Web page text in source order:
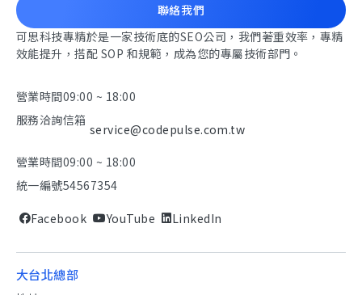
聯絡我們
可思科技專精於是一家技術底的SEO公司，我們著重效率，專精
效能提升，搭配 SOP 和規範，成為您的專屬技術部門。
營業時間09:00 ~ 18:00
服務洽詢信箱
service@codepulse.com.tw
營業時間09:00 ~ 18:00
統一編號54567354
Facebook YouTube LinkedIn
大台北總部